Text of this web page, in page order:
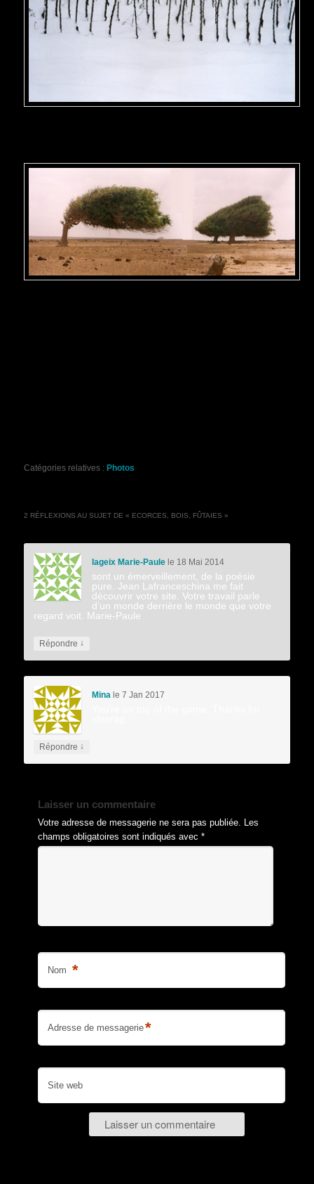
Catégories relatives : Photos
2 RÉFLEXIONS AU SUJET DE « ECORCES, BOIS, FÛTAIES »
lageix Marie-Paule le 18 Mai 2014
sont un émerveillement, de la poésie
pure. Jean Lafranceschina me fait
découvrir votre site. Votre travail parle
d’un monde derrière le monde que votre
regard voit. Marie-Paule
Répondre ↓
Mina le 7 Jan 2017
Répondre ↓
Laisser un commentaire
Votre adresse de messagerie ne sera pas publiée.
Les
champs obligatoires sont indiqués avec*
Nom *
Adresse de messagerie*
Site web